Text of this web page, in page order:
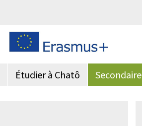
Étudier à Chatô Secondaire